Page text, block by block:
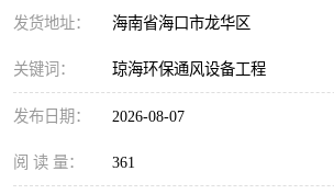
发货地址： 海南省海口市龙华区
关键词： 琼海环保通风设备工程
发布日期： 2026-08-07
阅 读 量： 361